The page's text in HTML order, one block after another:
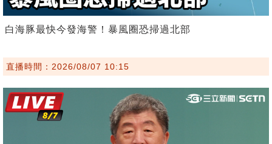
白海豚最快今發海警！暴風圈恐掃過北部
直播時間：2026/08/07 10:15